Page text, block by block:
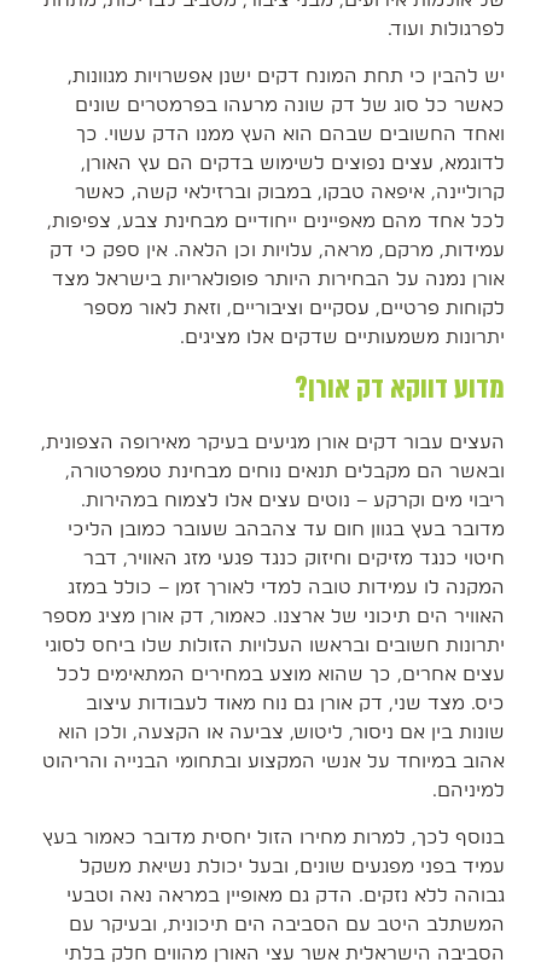
לפרגולות ועוד.
יש להבין כי תחת המונח דקים ישנן אפשרויות מגוונות,
כאשר כל סוג של דק שונה מרעהו בפרמטרים שונים
ואחד החשובים שבהם הוא העץ ממנו הדק עשוי. כך
לדוגמא, עצים נפוצים לשימוש בדקים הם עץ האורן,
קרוליינה, איפאה טבקו, במבוק וברזילאי קשה, כאשר
לכל אחד מהם מאפיינים ייחודיים מבחינת צבע, צפיפות,
עמידות, מרקם, מראה, עלויות וכן הלאה. אין ספק כי דק
אורן נמנה על הבחירות היותר פופולאריות בישראל מצד
לקוחות פרטיים, עסקיים וציבוריים, וזאת לאור מספר
יתרונות משמעותיים שדקים אלו מציגים.
מדוע דווקא דק אורן?
העצים עבור דקים אורן מגיעים בעיקר מאירופה הצפונית,
ובאשר הם מקבלים תנאים נוחים מבחינת טמפרטורה,
ריבוי מים וקרקע – נוטים עצים אלו לצמוח במהירות.
מדובר בעץ בגוון חום עד צהבהב שעובר כמובן הליכי
חיטוי כנגד מזיקים וחיזוק כנגד פגעי מזג האוויר, דבר
המקנה לו עמידות טובה למדי לאורך זמן – כולל במזג
האוויר הים תיכוני של ארצנו. כאמור, דק אורן מציג מספר
יתרונות חשובים ובראשו העלויות הזולות שלו ביחס לסוגי
עצים אחרים, כך שהוא מוצע במחירים המתאימים לכל
כיס. מצד שני, דק אורן גם נוח מאוד לעבודות עיצוב
שונות בין אם ניסור, ליטוש, צביעה או הקצעה, ולכן הוא
אהוב במיוחד על אנשי המקצוע ובתחומי הבנייה והריהוט
למיניהם.
בנוסף לכך, למרות מחירו הזול יחסית מדובר כאמור בעץ
עמיד בפני מפגעים שונים, ובעל יכולת נשיאת משקל
גבוהה ללא נזקים. הדק גם מאופיין במראה נאה וטבעי
המשתלב היטב עם הסביבה הים תיכונית, ובעיקר עם
הסביבה הישראלית אשר עצי האורן מהווים חלק בלתי